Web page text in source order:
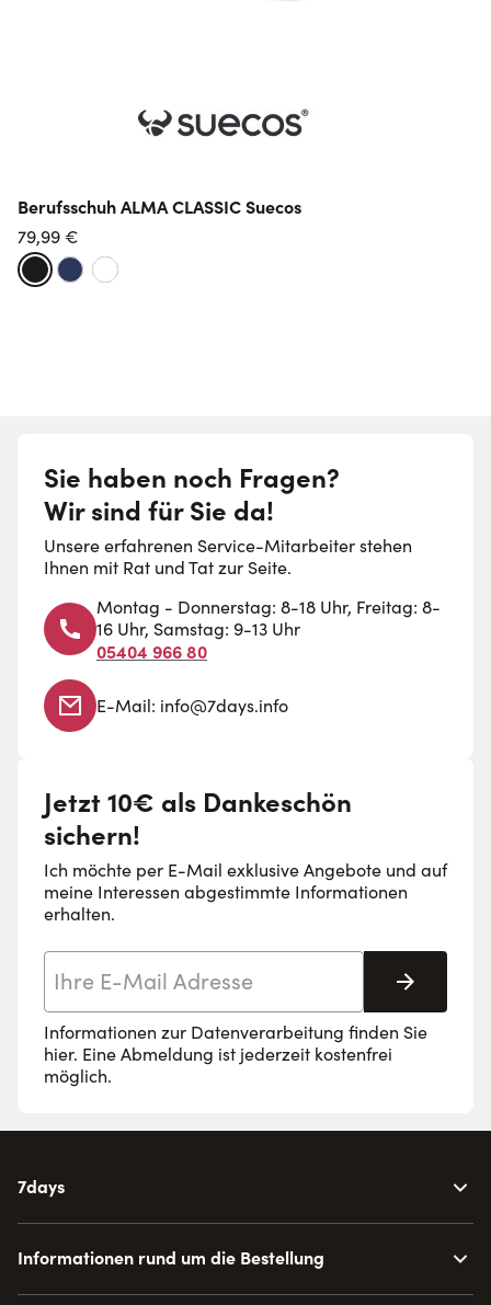
Berufsschuh ALMA CLASSIC Suecos
79,99 €
Sie haben noch Fragen?
Wir sind für Sie da!
Unsere erfahrenen Service-Mitarbeiter stehen
Ihnen mit Rat und Tat zur Seite.
Montag - Donnerstag: 8-18 Uhr, Freitag: 8-
16 Uhr, Samstag: 9-13 Uhr
05404 966 80
E-Mail: info@7days.info
Jetzt 10€ als Dankeschön
sichern!
Ich möchte per E-Mail exklusive Angebote und auf
meine Interessen abgestimmte Informationen
erhalten.
Informationen zur Datenverarbeitung finden Sie
hier. Eine Abmeldung ist jederzeit kostenfrei
möglich.
7days
Informationen rund um die Bestellung